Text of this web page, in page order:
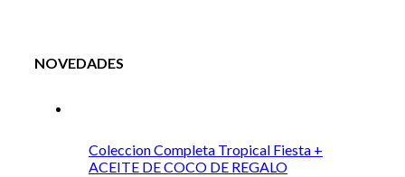
NOVEDADES
Coleccion Completa Tropical Fiesta +
ACEITE DE COCO DE REGALO